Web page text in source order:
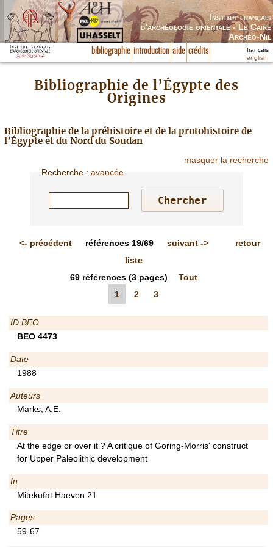
Institut français
d’archéologie orientale - Le Caire
Archéo-Nil
bibliographie introduction aide crédits
français
english
Bibliographie de l’Égypte des
Origines
Bibliographie de la préhistoire et de la protohistoire de
l’Égypte et du Nord du Soudan
masquer la recherche
Recherche :avancée
<- précédent références19/69 suivant->
retour
liste
69 références(3 pages)
Tout
1
2 3
ID BEO
BEO 4473
Date
1988
Auteurs
Marks, A.E.
Titre
At the edge or over it ? A critique of Goring-Morris' construct
for Upper Paleolithic development
In
Mitekufat Haeven 21
Pages
59-67